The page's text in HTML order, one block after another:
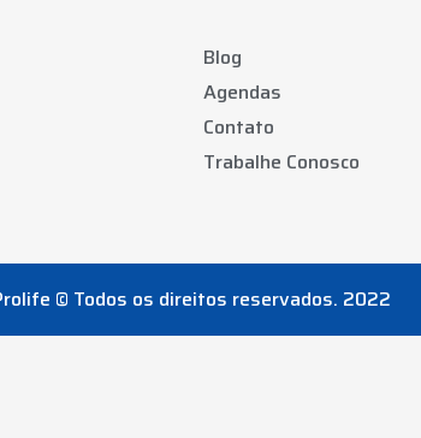
Blog
Agendas
Contato
Trabalhe Conosco
© Todos os direitos reservados. 2022